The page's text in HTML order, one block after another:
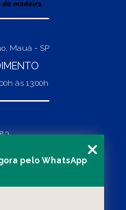
Mauá - SP
às 13:00h
pelo WhatsApp